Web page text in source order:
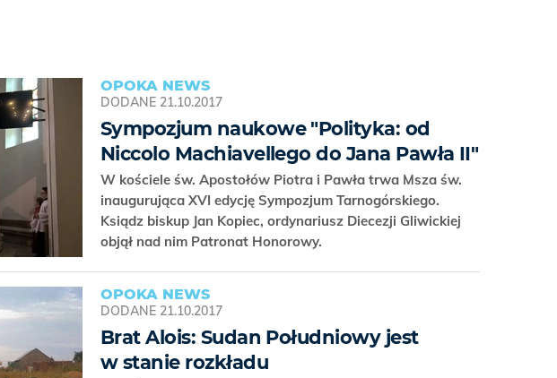
OPOKA NEWS
DODANE 21.10.2017
Sympozjum naukowe "Polityka: od
Niccolo Machiavellego do Jana Pawła II"
W kościele św. Apostołów Piotra i Pawła trwa Msza św.
inaugurująca XVI edycję Sympozjum Tarnogórskiego.
Ksiądz biskup Jan Kopiec, ordynariusz Diecezji Gliwickiej
objął nad nim Patronat Honorowy.
OPOKA NEWS
DODANE 21.10.2017
Brat Alois: Sudan Południowy jest
w stanie rozkładu